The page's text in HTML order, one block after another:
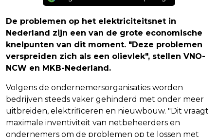
De problemen op het elektriciteitsnet in
Nederland zijn een van de grote economische
knelpunten van dit moment. "Deze problemen
verspreiden zich als een olievlek", stellen VNO-
NCW en MKB-Nederland.
Volgens de ondernemersorganisaties worden
bedrijven steeds vaker gehinderd met onder meer
uitbreiden, elektrificeren en nieuwbouw. "Dit vraagt
maximale inventiviteit van netbeheerders en
ondernemers om de problemen op te lossen met